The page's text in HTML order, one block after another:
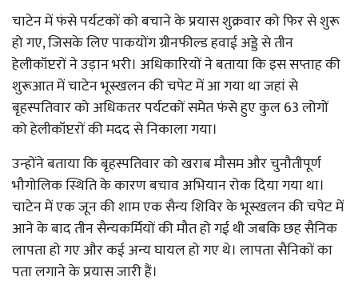
चाटेन में फंसे पर्यटकों को बचाने के प्रयास शुक्रवार को फिर से शुरू
हो गए, जिसके लिए पाकयोंग ग्रीनफील्ड हवाई अड्डे से तीन
हेलीकॉप्टरों ने उड़ान भरी। अधिकारियों ने बताया कि इस सप्ताह की
शुरूआत में चाटेन भूस्खलन की चपेट में आ गया था जहां से
बृहस्पतिवार को अधिकतर पर्यटकों समेत फंसे हुए कुल 63 लोगों
को हेलीकॉप्टरों की मदद से निकाला गया।
उन्होंने बताया कि बृहस्पतिवार को खराब मौसम और चुनौतीपूर्ण
भौगोलिक स्थिति के कारण बचाव अभियान रोक दिया गया था।
चाटेन में एक जून की शाम एक सैन्य शिविर के भूस्खलन की चपेट में
आने के बाद तीन सैन्यकर्मियों की मौत हो गई थी जबकि छह सैनिक
लापता हो गए और कई अन्य घायल हो गए थे। लापता सैनिकों का
पता लगाने के प्रयास जारी हैं।